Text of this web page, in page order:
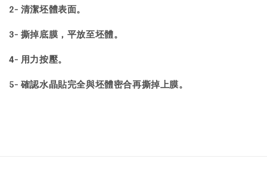
2- 清潔坯體表面。
3- 撕掉底膜，平放至坯體。
4- 用力按壓。
5- 確認水晶貼完全與坯體密合再撕掉上膜。